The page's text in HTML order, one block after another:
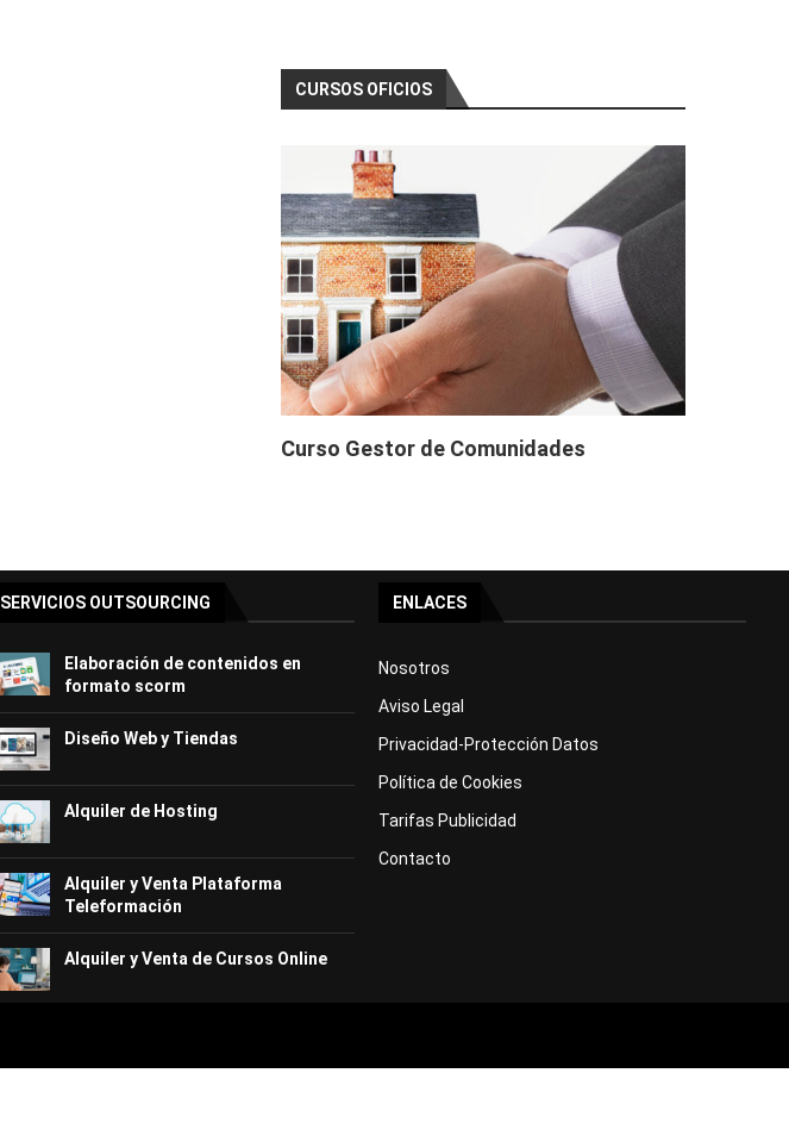
CURSOS OFICIOS
Curso Gestor de Comunidades
SERVICIOS OUTSOURCING
Elaboración de contenidos en
formato scorm
Diseño Web y Tiendas
Alquiler de Hosting
Alquiler y Venta Plataforma
Teleformación
Alquiler y Venta de Cursos Online
ENLACES
Nosotros
Aviso Legal
Privacidad-Protección Datos
Política de Cookies
Tarifas Publicidad
Contacto